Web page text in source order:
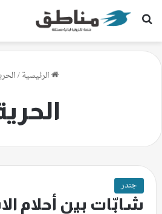
بحث عن
الرئيسية/
جندر
شابّات بين أحلام